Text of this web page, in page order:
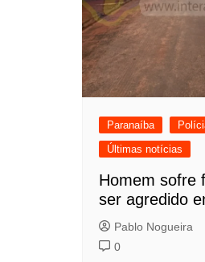
Paranaíba
Últimas notícias
Homem sofre
ser agredido
Pablo Nogueira
0